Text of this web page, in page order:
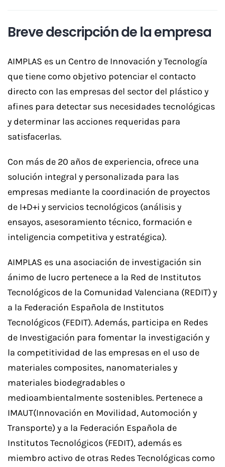
Breve descripción de la empresa
AIMPLAS es un Centro de Innovación y Tecnología
que tiene como objetivo potenciar el contacto
directo con las empresas del sector del plástico y
afines para detectar sus necesidades tecnológicas
y determinar las acciones requeridas para
satisfacerlas.
Con más de 20 años de experiencia, ofrece una
solución integral y personalizada para las
empresas mediante la coordinación de proyectos
de I+D+i y servicios tecnológicos (análisis y
ensayos, asesoramiento técnico, formación e
inteligencia competitiva y estratégica).
AIMPLAS es una asociación de investigación sin
ánimo de lucro pertenece a la Red de Institutos
Tecnológicos de la Comunidad Valenciana (REDIT) y
a la Federación Española de Institutos
Tecnológicos (FEDIT). Además, participa en Redes
de Investigación para fomentar la investigación y
la competitividad de las empresas en el uso de
materiales composites, nanomateriales y
materiales biodegradables o
medioambientalmente sostenibles. Pertenece a
IMAUT(Innovación en Movilidad, Automoción y
Transporte) y a la Federación Española de
Institutos Tecnológicos (FEDIT), además es
miembro activo de otras Redes Tecnológicas como